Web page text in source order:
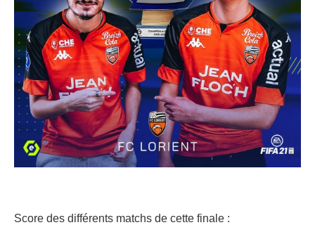
Score des différents matchs de cette finale :